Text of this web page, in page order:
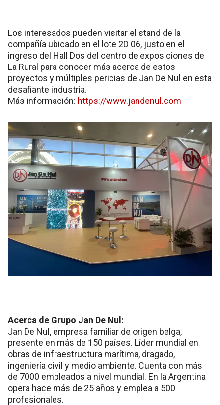
Los interesados pueden visitar el stand de la
compañía ubicado en el lote 2D 06, justo en el
ingreso del Hall Dos del centro de exposiciones de
La Rural para conocer más acerca de estos
proyectos y múltiples pericias de Jan De Nul en esta
desafiante industria.
Más información: https://www.jandenul.com
Acerca de Grupo Jan De Nul:
Jan De Nul, empresa familiar de origen belga,
presente en más de 150 países. Líder mundial en
obras de infraestructura marítima, dragado,
ingeniería civil y medio ambiente. Cuenta con más
de 7000 empleados a nivel mundial. En la Argentina
opera hace más de 25 años y emplea a 500
profesionales.